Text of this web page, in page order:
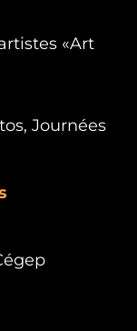
«Art
Journées